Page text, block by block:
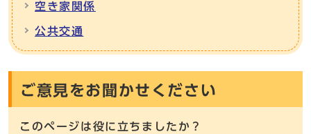
空き家関係
公共交通
ご意見をお聞かせください
このページは役に立ちましたか？